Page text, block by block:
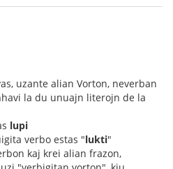
uzante alian Vorton, neverban
la du unuajn literojn de la
lupi
verbo estas "lukti"
kaj krei alian frazon,